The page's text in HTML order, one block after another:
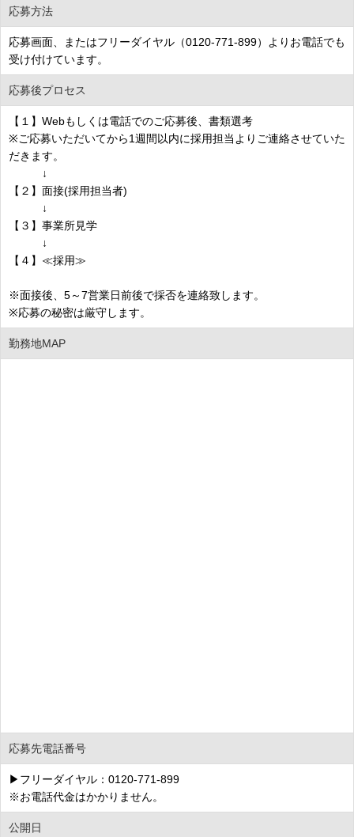
応募方法
応募画面、またはフリーダイヤル（0120-771-899）よりお電話でも
受け付けています。
応募後プロセス
【１】Webもしくは電話でのご応募後、書類選考
※ご応募いただいてから1週間以内に採用担当よりご連絡させていた
だきます。
↓
【２】面接(採用担当者)
↓
【３】事業所見学
↓
【４】≪採用≫
※面接後、5～7営業日前後で採否を連絡致します。
※応募の秘密は厳守します。
勤務地MAP
応募先電話番号
▶フリーダイヤル：0120-771-899
※お電話代金はかかりません。
公開日